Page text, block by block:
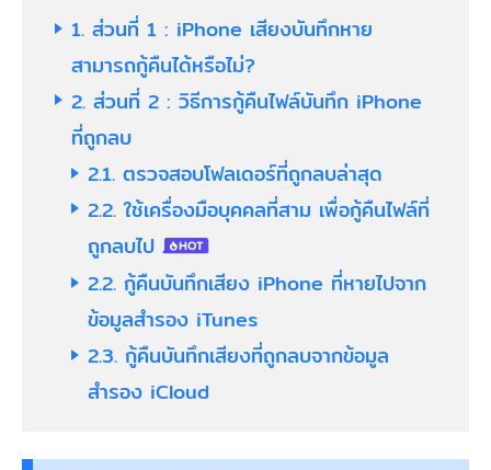
1. ส่วนที่ 1 : iPhone เสียงบันทึกหาย
สามารถกู้คืนได้หรือไม่?
2. ส่วนที่ 2 : วิธีการกู้คืนไฟล์บันทึก iPhone
ที่ถูกลบ
2.1. ตรวจสอบโฟลเดอร์ที่ถูกลบล่าสุด
2.2. ใช้เครื่องมือบุคคลที่สาม เพื่อกู้คืนไฟล์ที่
ถูกลบไป
2.2. กู้คืนบันทึกเสียง iPhone ที่หายไปจาก
ข้อมูลสำรอง iTunes
2.3. กู้คืนบันทึกเสียงที่ถูกลบจากข้อมูล
สำรอง iCloud